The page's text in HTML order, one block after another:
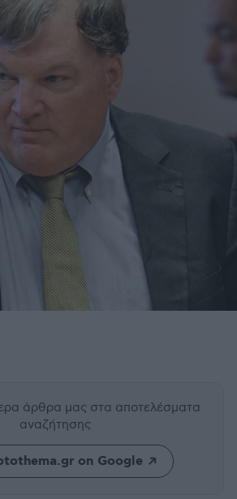
άρθρα μας στα αποτελέσματα
αναζήτησης
on Google